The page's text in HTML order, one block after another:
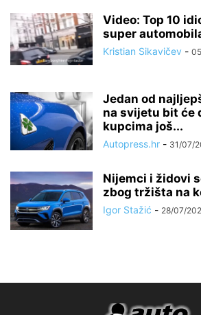
Video: Top 10
super
Kristian Sikavičev -
Jedan od
na svijetu bit će
kupcima još...
Autopress.hr - 31/07/
Nijemci i židovi
zbog tržišta na
Igor Stažić - 28/07/